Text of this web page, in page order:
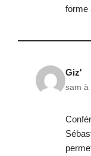
forme
Giz'
sam à